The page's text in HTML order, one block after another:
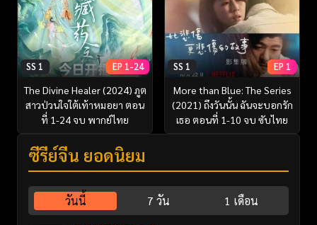
SS 1 EP 1-24
The Divine Healer (2024) ภูต
สาวป่วนใจใต้เท้าหมอยา ตอน
ที่ 1-24 จบ พากย์ไทย
SS 1 EP 1
More than Blue: The Series
(2021) ถึงวันนั้น ฉันจะบอกรัก
เธอ ตอนที่ 1-10 จบ ซับไทย
ซีรี่ย์จีน ยอดนิยม
วันนี้ 7 วัน 1 เดือน